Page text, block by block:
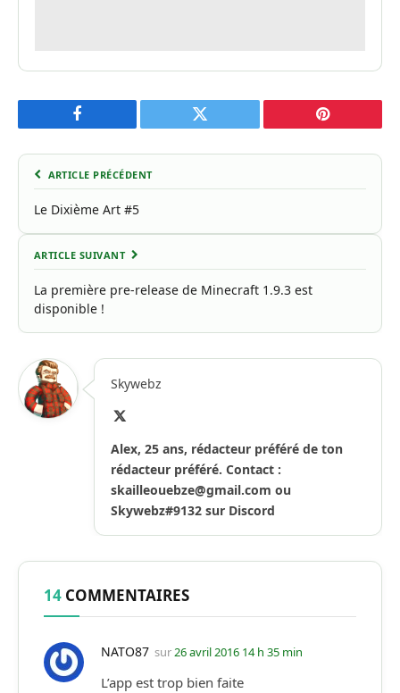
Facebook Twitter Pinterest
ARTICLE PRÉCÉDENT
Le Dixième Art #5
ARTICLE SUIVANT
La première pre-release de Minecraft 1.9.3 est
disponible !
Skywebz
Alex, 25 ans, rédacteur préféré de ton
rédacteur préféré. Contact :
skailleouebze@gmail.com ou
Skywebz#9132 sur Discord
14 COMMENTAIRES
NATO87 sur26 avril 2016 14 h 35 min
L’app est trop bien faite